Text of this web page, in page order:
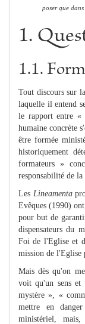
poser que
1.
1.1.
Tout discours sur
laquelle il entend
le rapport entre «
humaine concrète
être formée
historiquement
formateurs »
responsabilité de la
Les Lineamenta
Evêques (1990)
pour but de
dispensateurs du
Foi de l'Eglise et
mission de l'Eglise
Mais dès qu'on
voit qu'un sens et
mystère », «
mettre en
ministériel,